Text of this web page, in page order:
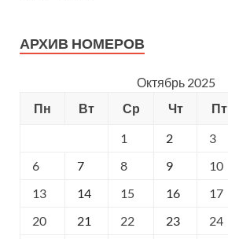
АРХИВ НОМЕРОВ
Октябрь 2025
Пн
Вт Ср Чт Пт
1
2 3
6
7 8 9 10
13
14 15 16 17
20
21 22 23 24